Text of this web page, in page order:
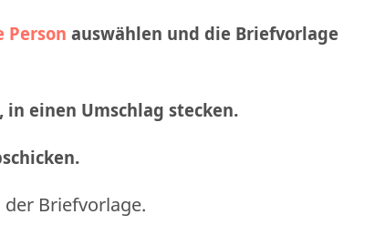
auswählen und die Briefvorlage
einen Umschlag stecken.
.
Briefvorlage.